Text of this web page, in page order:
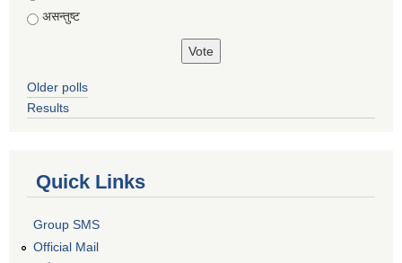
असन्तुष्ट
Older polls
Results
Quick Links
Group SMS
Official Mail